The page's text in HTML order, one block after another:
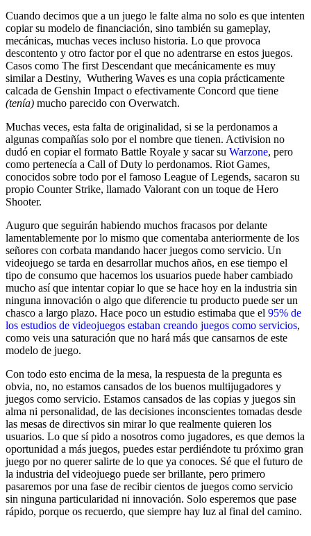
Cuando decimos que a un juego le falte alma no solo es que intenten
copiar su modelo de financiación, sino también su gameplay,
mecánicas, muchas veces incluso historia. Lo que provoca
descontento y otro factor por el que no adentrarse en estos juegos.
Casos como The first Descendant que mecánicamente es muy
similar a Destiny, Wuthering Waves es una copia prácticamente
calcada de Genshin Impact o efectivamente Concord que tiene
(tenía) mucho parecido con Overwatch.
Muchas veces, esta falta de originalidad, si se la perdonamos a
algunas compañías solo por el nombre que tienen. Activision no
dudó en copiar el formato Battle Royale y sacar su Warzone, pero
como pertenecía a Call of Duty lo perdonamos. Riot Games,
conocidos sobre todo por el famoso League of Legends, sacaron su
propio Counter Strike, llamado Valorant con un toque de Hero
Shooter.
Auguro que seguirán habiendo muchos fracasos por delante
lamentablemente por lo mismo que comentaba anteriormente de los
señores con corbata mandando hacer juegos como servicio. Un
videojuego se tarda en desarrollar muchos años, en ese tiempo el
tipo de consumo que hacemos los usuarios puede haber cambiado
mucho así que intentar copiar lo que se hace hoy en la industria sin
ninguna innovación o algo que diferencie tu producto puede ser un
chasco a largo plazo. Hace poco un estudio estimaba que el 95% de
los estudios de videojuegos estaban creando juegos como servicios,
como veis una saturación que no hará más que cansarnos de este
modelo de juego.
Con todo esto encima de la mesa, la respuesta de la pregunta es
obvia, no, no estamos cansados de los buenos multijugadores y
juegos como servicio. Estamos cansados de las copias y juegos sin
alma ni personalidad, de las decisiones inconscientes tomadas desde
las mesas de directivos sin mirar lo que realmente quieren los
usuarios. Lo que sí pido a nosotros como jugadores, es que demos la
oportunidad a más juegos, puedes estar perdiéndote tu próximo gran
juego por no querer salirte de lo que ya conoces. Sé que el futuro de
la industria del videojuego puede ser brillante, pero primero
pasaremos por una fase de recibir cientos de juegos como servicio
sin ninguna particularidad ni innovación. Solo esperemos que pase
rápido, porque os recuerdo, que siempre hay luz al final del camino.